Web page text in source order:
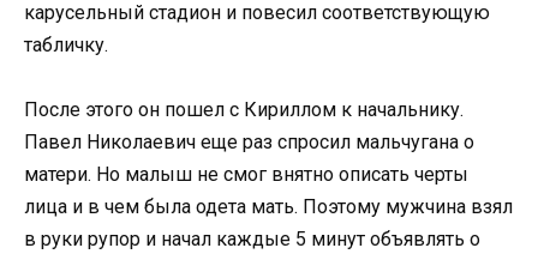
карусельный стадион и повесил соответствующую
табличку.
После этого он пошел с Кириллом к начальнику.
Павел Николаевич еще раз спросил мальчугана о
матери. Но малыш не смог внятно описать черты
лица и в чем была одета мать. Поэтому мужчина взял
в руки рупор и начал каждые 5 минут объявлять о